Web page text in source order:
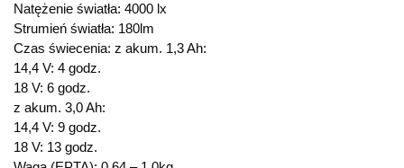
Natężenie światła: 4000 lx
Strumień światła: 180lm
Czas świecenia: z akum. 1,3 Ah:
14,4 V: 4 godz.
18 V: 6 godz.
z akum. 3,0 Ah:
14,4 V: 9 godz.
18 V: 13 godz.